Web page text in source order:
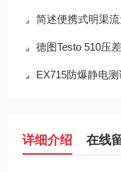
简述便携式明渠
德图Testo 510压
EX715防爆静电
详细介绍 在线